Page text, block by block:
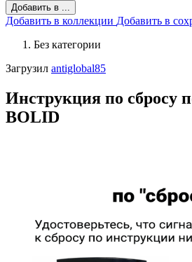
Добавить в ...
Добавить в коллекции Добавить в
Без категории
Загрузил antiglobal85
Инструкция по сбросу
BOLID